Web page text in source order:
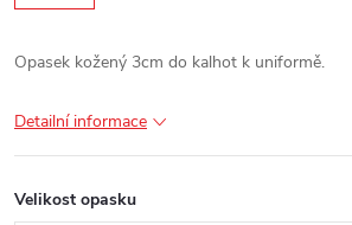
Opasek kožený 3cm do kalhot k uniformě.
Detailní informace
Velikost opasku